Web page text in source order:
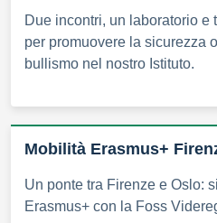
Due incontri, un laboratorio e
per promuovere la sicurezza
bullismo nel nostro Istituto.
Mobilità Erasmus+
Un ponte tra Firenze e Oslo:
Erasmus+ con la Foss